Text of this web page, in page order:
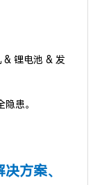
& 锂电池 & 发
患。
决方案、